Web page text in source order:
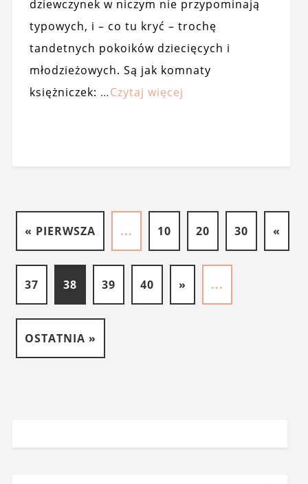
dziewczynek w niczym nie przypominają
typowych, i – co tu kryć – trochę
tandetnych pokoików dziecięcych i
młodzieżowych. Są jak komnaty
księżniczek: …Czytaj więcej
« PIERWSZA ... 10 20 30 «
37 38 39 40 » ...
OSTATNIA »